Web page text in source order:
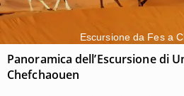
Escursione da Fes a
Panoramica dell’Escursione di
Chefchaouen